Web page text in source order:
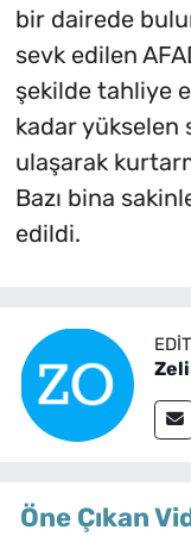
bir dairede
sevk edilen
şekilde tahliye
kadar yükselen
ulaşarak
Bazı bina
edildi.
Öne Çıkan